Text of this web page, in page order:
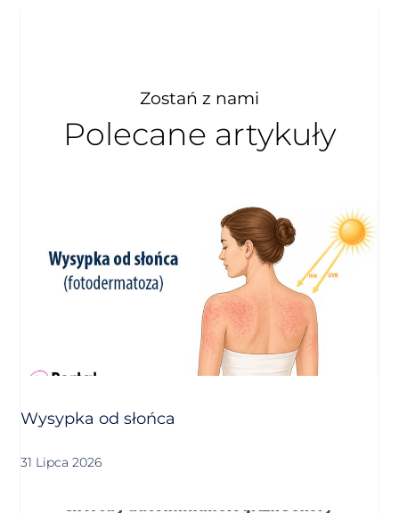
Zostań z nami
Polecane artykuły
Wysypka od słońca
31 Lipca 2026